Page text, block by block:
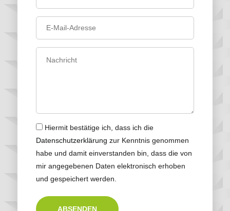
Hiermit bestätige ich, dass ich die
Datenschutzerklärung zur Kenntnis genommen
habe und damit einverstanden bin, dass die von
mir angegebenen Daten elektronisch erhoben
und gespeichert werden.
ABSENDEN